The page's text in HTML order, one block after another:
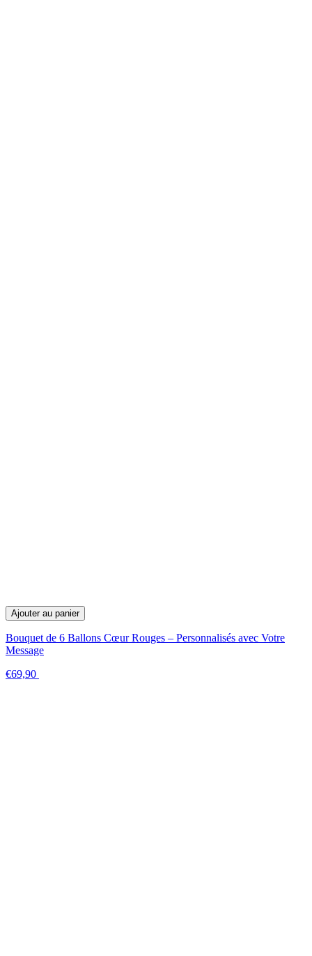
Ajouter au panier
Bouquet de 6 Ballons Cœur Rouges – Personnalisés avec Votre
Message
€69,90